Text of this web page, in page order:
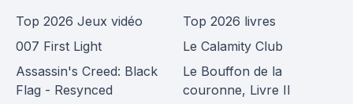
Top 2026 Jeux vidéo
007 First Light
Assassin's Creed: Black
Flag - Resynced
Top 2026 livres
Le Calamity Club
Le Bouffon de la
couronne, Livre II